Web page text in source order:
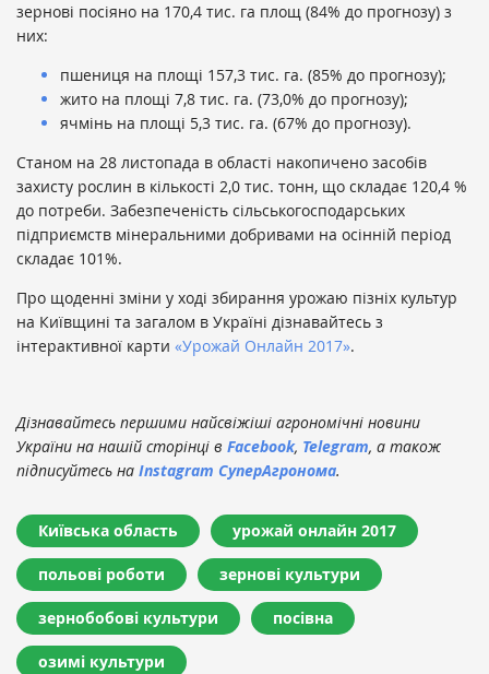
зернові посіяно на 170,4 тис. га площ (84% до прогнозу) з
них:
пшениця на площі 157,3 тис. га. (85% до прогнозу);
жито на площі 7,8 тис. га. (73,0% до прогнозу);
ячмінь на площі 5,3 тис. га. (67% до прогнозу).
Станом на 28 листопада в області накопичено засобів
захисту рослин в кількості 2,0 тис. тонн, що складає 120,4 %
до потреби. Забезпеченість сільськогосподарських
підприємств мінеральними добривами на осінній період
складає 101%.
Про щоденні зміни у ході збирання урожаю пізніх культур
на Київщині та загалом в Україні дізнавайтесь з
інтерактивної карти «Урожай Онлайн 2017».
Дізнавайтесь першими найсвіжіші агрономічні новини
України на нашій сторінці в Facebook, Telegram, а також
підписуйтесь на Instagram СуперАгронома.
Київська область урожай онлайн 2017
польові роботи зернові культури
зернобобові культури посівна
озимі культури